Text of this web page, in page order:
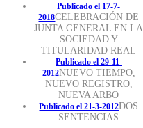
Publicado el 17-7-
2018CELEBRACIÓN DE
JUNTA GENERAL EN LA
SOCIEDAD Y
TITULARIDAD REAL
Publicado el 29-11-
2012NUEVO TIEMPO,
NUEVO REGISTRO,
NUEVA ARBO
Publicado el 21-3-2012DOS
SENTENCIAS